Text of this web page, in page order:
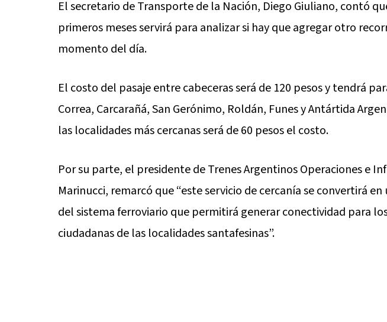
El secretario de Transporte de la Nación, Diego Giuliano, contó
primeros meses servirá para analizar si hay que agregar otro
momento del día.
El costo del pasaje entre cabeceras será de 120 pesos y tendrá
Correa, Carcarañá, San Gerónimo, Roldán, Funes y Antártida
las localidades más cercanas será de 60 pesos el costo.
Por su parte, el presidente de Trenes Argentinos Operaciones e
Marinucci, remarcó que “este servicio de cercanía se convertirá
del sistema ferroviario que permitirá generar conectividad para
ciudadanas de las localidades santafesinas”.